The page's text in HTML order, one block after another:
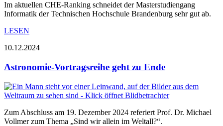
Im aktuellen CHE-Ranking schneidet der Masterstudiengang
Informatik der Technischen Hochschule Brandenburg sehr gut ab.
LESEN
10.12.2024
Astronomie-Vortragsreihe geht zu Ende
Zum Abschluss am 19. Dezember 2024 referiert Prof. Dr. Michael
Vollmer zum Thema „Sind wir allein im Weltall?“.